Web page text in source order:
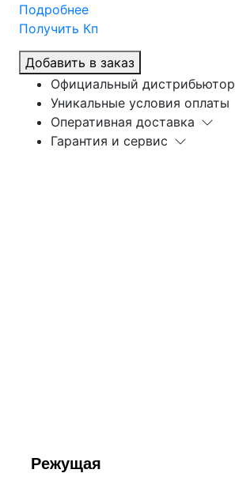
Режущая
Подробнее
Получить Кп
Добавить в заказ
Официальный дистрибьютор
Уникальные условия оплаты
Оперативная доставка
Гарантия и сервис